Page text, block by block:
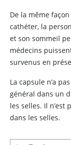
De la même
cathéter, la
et son sommeil
médecins
survenus en
La capsule n’a
général dans un
les selles. Il n’est
dans les selles.